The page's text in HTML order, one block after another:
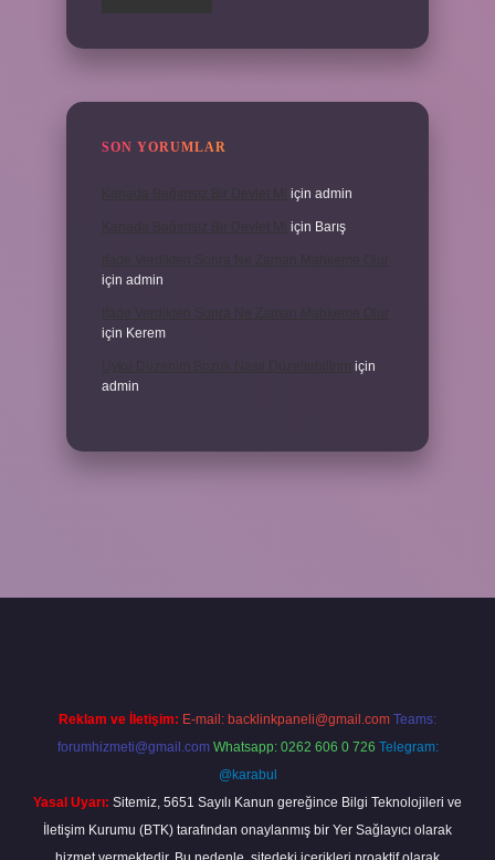
SON YORUMLAR
için admin
için Barış
için admin
Ifade Verdikten Sonra Ne Zaman Mahkeme Olur
için Kerem
için
admin
Reklam ve İletişim: E-mail: backlinkpaneli@gmail.com Teams:
forumhizmeti@gmail.com Whatsapp: 0262 606 0 726 Telegram:
@karabul
Yasal Uyarı: Sitemiz, 5651 Sayılı Kanun gereğince Bilgi Teknolojileri ve
İletişim Kurumu (BTK) tarafından onaylanmış bir Yer Sağlayıcı olarak